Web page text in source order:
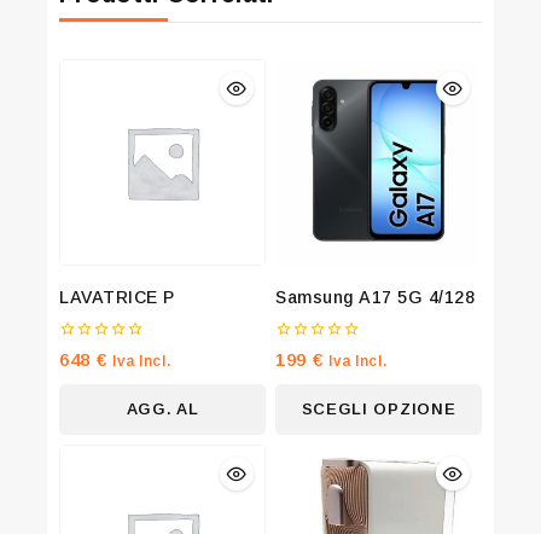
LAVATRICE P
0
su
648 € Iva Incl.
AGG. AL
Samsung A17 5G 4/128
0
su
199 € Iva Incl.
SCEGLI OPZIONE